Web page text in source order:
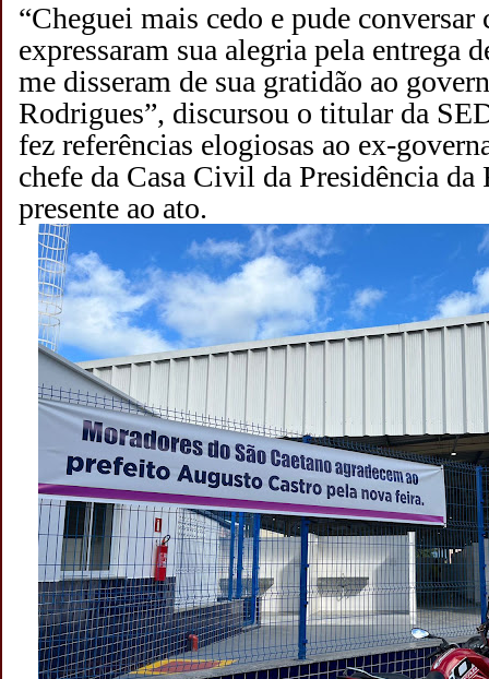
“Cheguei mais cedo e pude conversar
expressaram sua alegria pela entrega
me disseram de sua gratidão ao
Rodrigues”, discursou o titular da
fez referências elogiosas ao ex-
chefe da Casa Civil da Presidência
presente ao ato.